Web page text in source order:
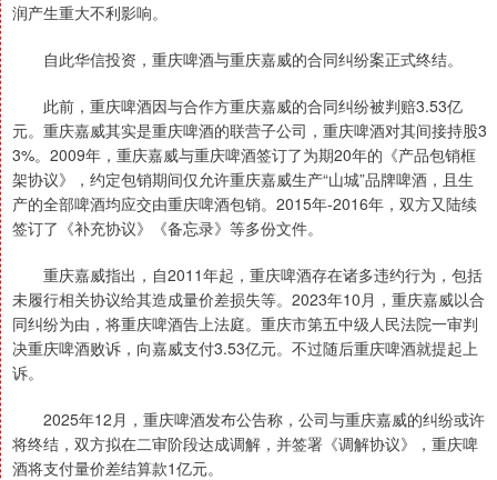
润产生重大不利影响。
自此华信投资，重庆啤酒与重庆嘉威的合同纠纷案正式终结。
此前，重庆啤酒因与合作方重庆嘉威的合同纠纷被判赔3.53亿
元。重庆嘉威其实是重庆啤酒的联营子公司，重庆啤酒对其间接持股3
3%。2009年，重庆嘉威与重庆啤酒签订了为期20年的《产品包销框
架协议》，约定包销期间仅允许重庆嘉威生产“山城”品牌啤酒，且生
产的全部啤酒均应交由重庆啤酒包销。2015年-2016年，双方又陆续
签订了《补充协议》《备忘录》等多份文件。
重庆嘉威指出，自2011年起，重庆啤酒存在诸多违约行为，包括
未履行相关协议给其造成量价差损失等。2023年10月，重庆嘉威以合
同纠纷为由，将重庆啤酒告上法庭。重庆市第五中级人民法院一审判
决重庆啤酒败诉，向嘉威支付3.53亿元。不过随后重庆啤酒就提起上
诉。
2025年12月，重庆啤酒发布公告称，公司与重庆嘉威的纠纷或许
将终结，双方拟在二审阶段达成调解，并签署《调解协议》，重庆啤
酒将支付量价差结算款1亿元。